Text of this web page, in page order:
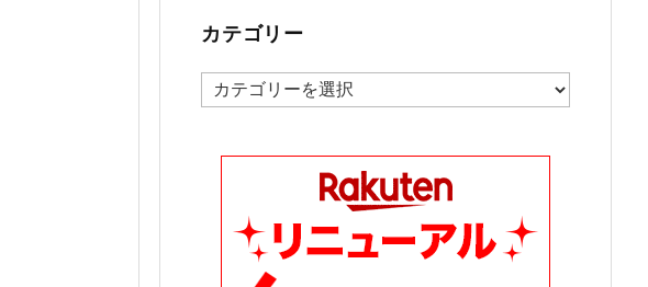
カテゴリー
カ